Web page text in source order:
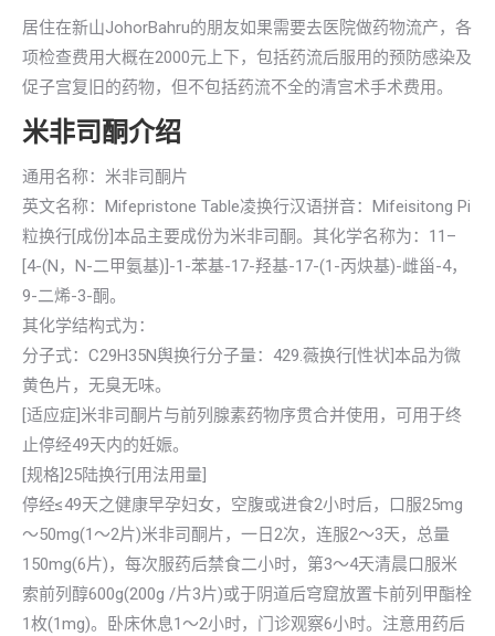
居住在新山JohorBahru的朋友如果需要去医院做药物流产，各
项检查费用大概在2000元上下，包括药流后服用的预防感染及
促子宫复旧的药物，但不包括药流不全的清宫术手术费用。
米非司酮介绍
通用名称：米非司酮片
英文名称：Mifepristone Table凌换行汉语拼音：Mifeisitong Pi
粒换行[成份]本品主要成份为米非司酮。其化学名称为：11–
[4-(N，N-二甲氨基)]-1-苯基-17-羟基-17-(1-丙炔基)-雌甾-4，
9-二烯-3-酮。
其化学结构式为：
分子式：C29H35N舆换行分子量：429.薇换行[性状]本品为微
黄色片，无臭无味。
[适应症]米非司酮片与前列腺素药物序贯合并使用，可用于终
止停经49天内的妊娠。
[规格]25陆换行[用法用量]
停经≤49天之健康早孕妇女，空腹或进食2小时后，口服25mg
～50mg(1～2片)米非司酮片，一日2次，连服2～3天，总量
150mg(6片)，每次服药后禁食二小时，第3～4天清晨口服米
索前列醇600g(200g /片3片)或于阴道后穹窟放置卡前列甲酯栓
1枚(1mg)。卧床休息1～2小时，门诊观察6小时。注意用药后